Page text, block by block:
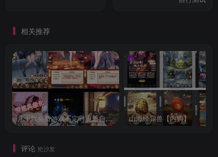
相关推荐
几十款免费游戏不定时更新自行测试 山海经异兽【内购】
评论 抢沙发